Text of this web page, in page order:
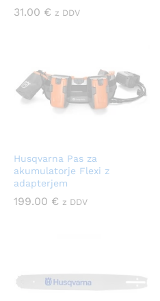
31.00 € z DDV
Husqvarna Pas za
akumulatorje Flexi z
adapterjem
199.00 € z DDV